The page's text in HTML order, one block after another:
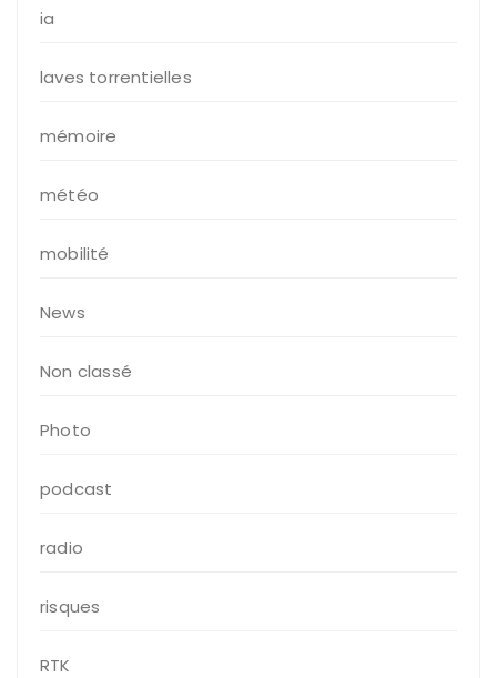
ia
laves torrentielles
mémoire
météo
mobilité
News
Non classé
Photo
podcast
radio
risques
RTK